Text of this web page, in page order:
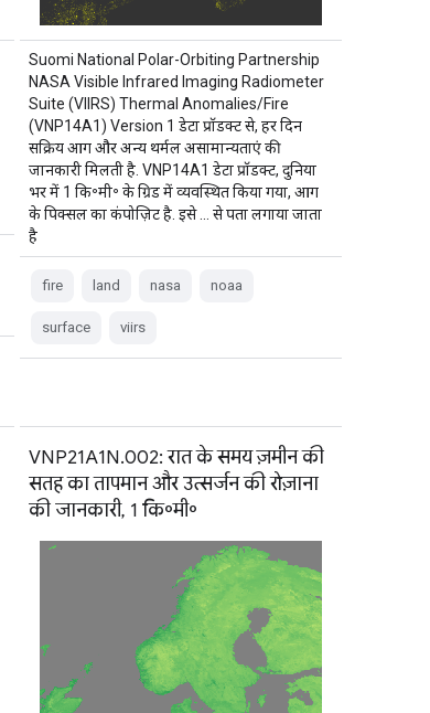
Suomi National Polar-Orbiting Partnership
NASA Visible Infrared Imaging Radiometer
Suite (VIIRS) Thermal Anomalies/Fire
(VNP14A1) Version 1 डेटा प्रॉडक्ट से, हर दिन
सक्रिय आग और अन्य थर्मल असामान्यताएं की
जानकारी मिलती है. VNP14A1 डेटा प्रॉडक्ट, दुनिया
भर में 1 कि॰मी॰ के ग्रिड में व्यवस्थित किया गया, आग
के पिक्सल का कंपोज़िट है. इसे … से पता लगाया जाता
है
fire land nasa noaa
surface viirs
VNP21A1N.002: रात के समय ज़मीन की
सतह का तापमान और उत्सर्जन की रोज़ाना
की जानकारी, 1 कि॰मी॰